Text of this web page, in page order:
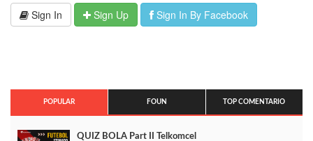
Sign In Sign Up Sign In By Facebook
POPULAR FOUN TOP COMENTARIO
QUIZ BOLA Part II Telkomcel